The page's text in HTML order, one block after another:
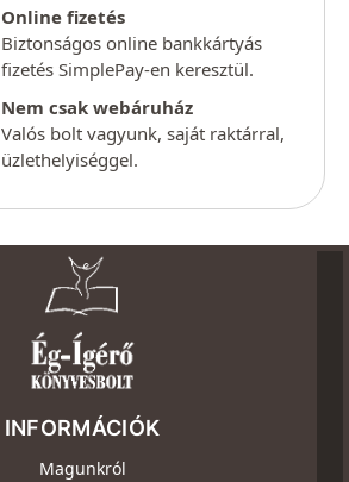
Online fizetés
Biztonságos online bankkártyás
fizetés SimplePay-en keresztül.
Nem csak webáruház
Valós bolt vagyunk, saját raktárral,
üzlethelyiséggel.
INFORMÁCIÓK
Magunkról